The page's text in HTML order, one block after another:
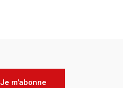
Je m'abonne